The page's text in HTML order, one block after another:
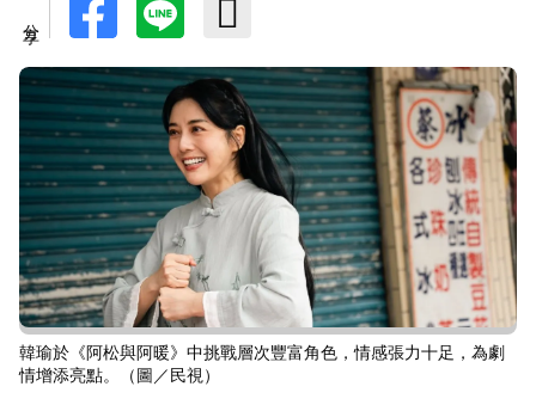
韓瑜於《阿松與阿暖》中挑戰層次豐富角色，情感張力十足，為劇
情增添亮點。（圖／民視）